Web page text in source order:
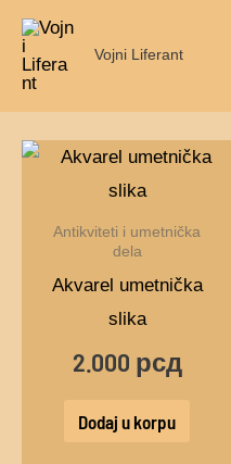
Pređi
sadržaj
Vojni Liferant
Antikviteti i umetnička
dela
Akvarel umetnička
slika
2.000 рсд
Dodaj u korpu